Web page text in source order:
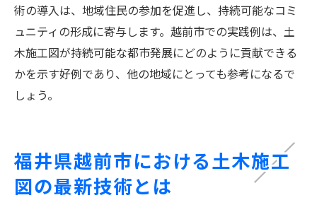
術の導入は、地域住民の参加を促進し、持続可能なコミ
ュニティの形成に寄与します。越前市での実践例は、土
木施工図が持続可能な都市発展にどのように貢献できる
かを示す好例であり、他の地域にとっても参考になるで
しょう。
福井県越前市における土木施工
図の最新技術とは